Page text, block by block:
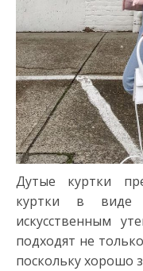
Дутые куртки
куртки в
искусственным
подходят не
поскольку хорошо